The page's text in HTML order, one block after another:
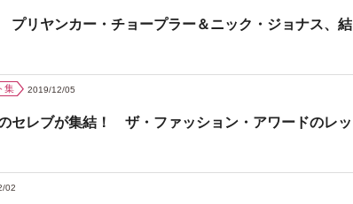
プリヤンカー・チョープラー＆ニック・ジョナス、結
集 2019/12/05
セレブが集結！ ザ・ファッション・アワードのレッ
02